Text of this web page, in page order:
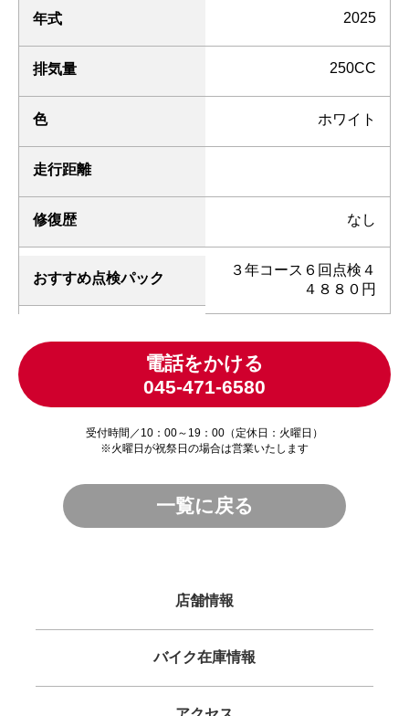
年式 2025
排気量 250CC
色 ホワイト
走行距離
修復歴 なし
おすすめ点検パック
３年コース６回点検４
４８８０円
電話をかける
045-471-6580
受付時間／10：00～19：00（定休日：火曜日）
※火曜日が祝祭日の場合は営業いたします
一覧に戻る
店舗情報
バイク在庫情報